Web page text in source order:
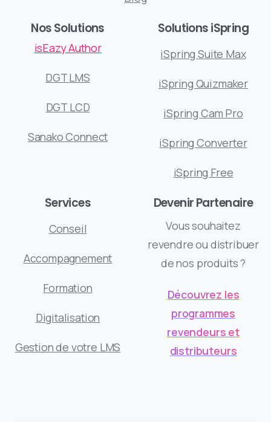
Nos Solutions
isEazy Author
DGT LMS
DGT LCD
Sanako Connect
Solutions iSpring
iSpring Suite Max
iSpring Quizmaker
iSpring Cam Pro
iSpring Converter
iSpring Free
Services
Conseil
Accompagnement
Formation
Digitalisation
Gestion de votre LMS
Devenir Partenaire
Vous souhaitez
revendre ou distribuer
de nos produits ?
Découvrez les
programmes
revendeurs et
distributeurs